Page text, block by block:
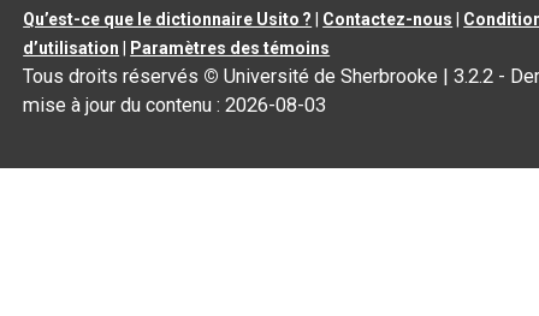
Qu’est-ce que le dictionnaire Usito ? Contactez-nous
d’utilisation
Paramètres des témoins
Tous droits réservés © Université de Sherbrooke |3.2.2 -
mise à jour du contenu :2026-08-03